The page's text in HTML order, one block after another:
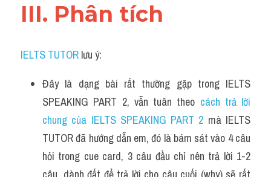
IELTS Advice
Speaking
Writing
Reading
III. Phân tích
IELTS TUTOR lưu ý:
Đây là dạng bài rất thường gặp trong IELTS
SPEAKING PART 2, vẫn tuân theo cách trả lời
chung của IELTS SPEAKING PART 2 mà IELTS
TUTOR đã hướng dẫn em, đó là bám sát vào 4 câu
hỏi trong cue card, 3 câu đầu chỉ nên trả lời 1-2